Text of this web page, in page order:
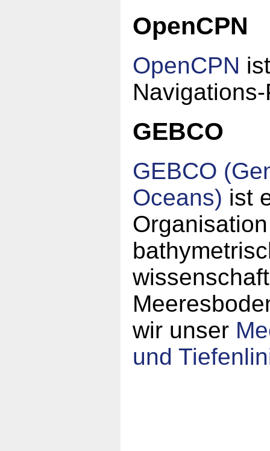
OpenCPN
OpenCPN
GEBCO
GEBCO
Oceans) ist
wir unser
und